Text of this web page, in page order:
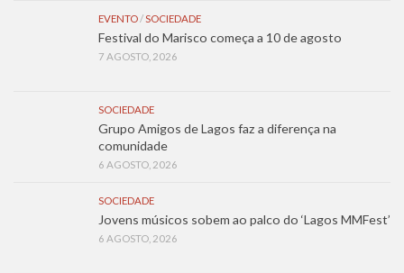
EVENTO / SOCIEDADE
Festival do Marisco começa a 10 de agosto
7 AGOSTO, 2026
SOCIEDADE
Grupo Amigos de Lagos faz a diferença na
comunidade
6 AGOSTO, 2026
SOCIEDADE
Jovens músicos sobem ao palco do ‘Lagos MMFest’
6 AGOSTO, 2026